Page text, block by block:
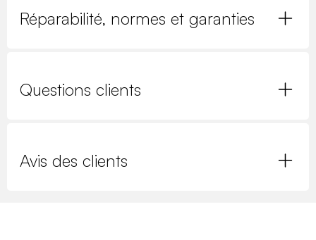
Réparabilité, normes et garanties
Questions clients
Avis des clients